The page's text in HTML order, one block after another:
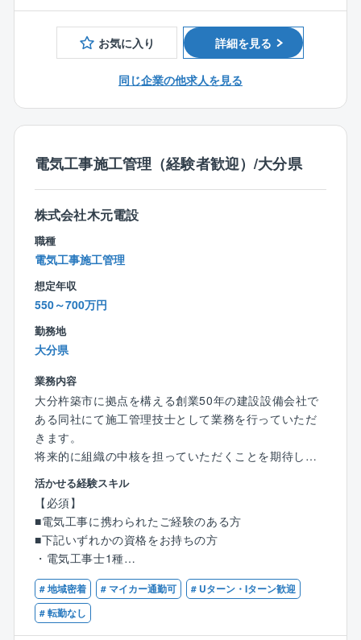
ていただきます。
今までの経験を活かしながら、さらに１歩先の業務が
できることも魅力です。
スキルの高い技術者が数多く在籍していることより電
気工事・配管・空調・消防設備・建築・土木をワンス
トップで対応ができる体制が叶っております。
■入社後の流れ：
先輩社員と一緒に現場を回り、同社の雰囲気に慣れな
がら、業務の流れを覚えていただきます。
経験の浅い方には簡単な現場作業から見ていただき、
経験をお持ちの方には今までの経験を活かせるお仕事
をお任せします。
なお、現場も杵築市内がほとんどであり、残業も少な
く、働きやすい環境を整えています。
■資格補助
資格を取る際の費用は2回までは会社負担で受けること
が可能です。
創業50年を迎え、皆様の暮らしをはじめ、工業・農
業・漁業の中に関わる多くの設備工事など幅広い分野
を通じて、社会に貢献すべく日々邁進しております。
企業理念として「顧客満足度」「環境保護」「思いや
り」「正確敏速」「技術向上」を掲げ、仕事に対する
目的意識を持って取り組みます。
お気に入り 詳細を見る
同じ企業の他求人を見る
電気工事施工管理（経験者歓迎）/大分県
株式会社木元電設
職種
電気工事施工管理
想定年収
550～700万円
勤務地
大分県
業務内容
大分杵築市に拠点を構える創業50年の建設設備会社で
ある同社にて施工管理技士として業務を行っていただ
きます。
将来的に組織の中核を担っていただくことを期待して
います。
■職務詳細：
・同社の施工担当案件は公共：民間＝6：4となってい
ます。
・工事現場において、監理業務などを主軸とし就業し
ていただきます。
今までの経験を活かしながら、さらに１歩先の業務が
できることも魅力です。
活かせる経験スキル
【必須】
■電気工事に携わられたご経験のある方
■下記いずれかの資格をお持ちの方
・電気工事士1種
・電気工事施工管理1級
・配管技能士1級
・管工事施工管理技士1級
・土木工事施工管理士1級
# 地域密着 # マイカー通勤可
# Uターン・Iターン歓迎
# 転勤なし